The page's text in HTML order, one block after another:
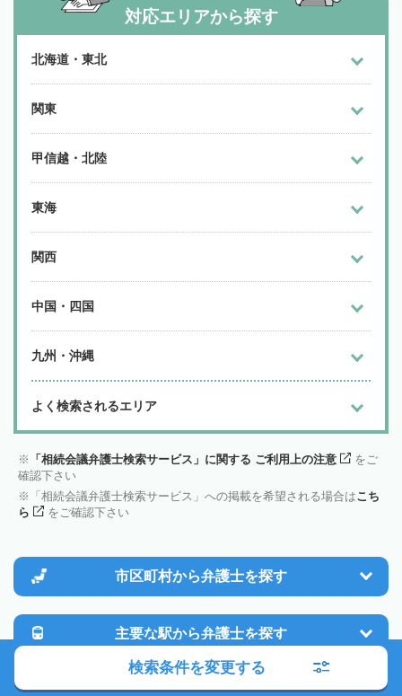
対応エリアから探す
北海道・東北
関東
甲信越・北陸
東海
関西
中国・四国
九州・沖縄
よく検索されるエリア
「相続会議弁護士検索サービス」に関する ご利用上の注意
をご
確認下さい
「相続会議弁護士検索サービス」への掲載を希望される場合はこち
ら
をご確認下さい
市区町村から弁護士を探す
主要な駅から弁護士を探す
検索条件を変更する